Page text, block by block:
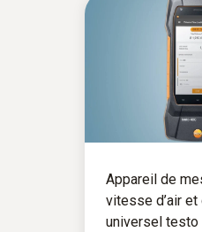
Appareil de
vitesse d’air et
universel testo